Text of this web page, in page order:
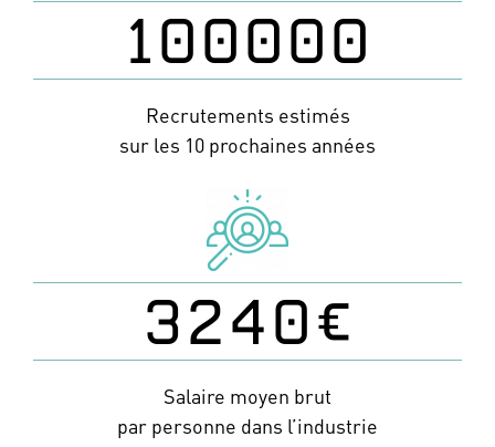
100000
Recrutements estimés
sur les 10 prochaines années
3240€
Salaire moyen brut
par personne dans l’industrie